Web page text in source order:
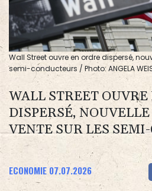
Wall Street ouvre en ordre dispersé,
semi-conducteurs / Photo: ANGELA
WALL STREET OUVRE
DISPERSÉ,
VENTE SUR LES
ECONOMIE 07.07.2026